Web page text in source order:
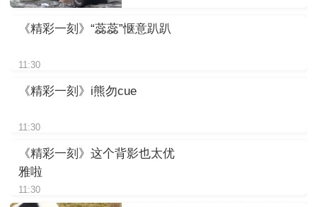
《精彩一刻》“蕊蕊”惬意趴趴
11:30
《精彩一刻》i熊勿cue
11:30
《精彩一刻》这个背影也太优
雅啦
11:30